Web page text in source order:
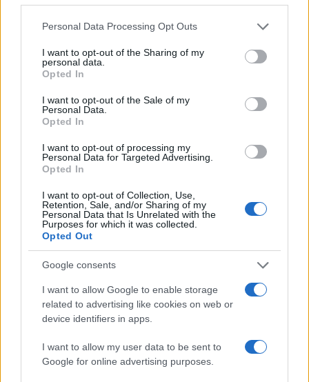
Please note that this website/app uses one or more Google
not limited to your visit or usage behaviour. You may click to
grant or deny consent to Google and its third-party tags to
use your data for below specified purposes in below Google
consent section.
Personal Data Processing Opt Outs
I want to opt-out of the Sharing of my
personal data.
Opted In
I want to opt-out of the Sale of my
Personal Data.
Opted In
I want to opt-out of processing my
Personal Data for Targeted Advertising.
Opted In
I want to opt-out of Collection, Use,
Retention, Sale, and/or Sharing of my
Personal Data that Is Unrelated with the
Purposes for which it was collected.
Opted Out
Google consents
I want to allow Google to enable storage
related to advertising like cookies on web or
device identifiers in apps.
I want to allow my user data to be sent to
Google for online advertising purposes.
φωτογραφία για την επέτειο θανάτου της
Δολοφονία Βρετανίδας στην Κυψέλη: Οι
δύο καταθέσεις «κλειδί» της συζύγου του
26χρονου Αφγανού – Το στίγμα του
κινητού, η θεία από την Ινδία και τα
απειλητικά μηνύματα
«Αφιέρωσε τη ζωή της στο να βοηθά
ανθρώπους που είχαν ανάγκη» - Η πρώτη
δήλωση της οικογένειας της 38χρονης
Λίζα που βρέθηκε νεκρή στην Κυψέλη
Συνεχίζονται οι αποχωρήσεις από το κόμμα
Καρυστιανού: «Δεν συνθέτει, αλλά
λειτουργεί με αρχηγικά στερεότυπα»
Πιο σχολιασμένα
Μητσοτάκης στην υπογραφή συμφωνίας
για την ηλεκτρική διασύνδεση Ελλάδας –
Κύπρου: «Ισχυρή ψήφος εμπιστοσύνης» η
είσοδος της Meridiam στην GSI
Έφυγαν οι συνεργάτες, μένει η Μαρία
Καρυστιανού - Η επόμενη μέρα για την
«Ελπίδα για τη Δημοκρατία»